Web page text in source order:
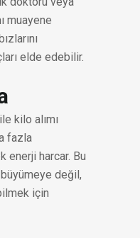
muayene
elde edebilir.
kilo alımı
fazla
enerji harcar. Bu
değil,
için